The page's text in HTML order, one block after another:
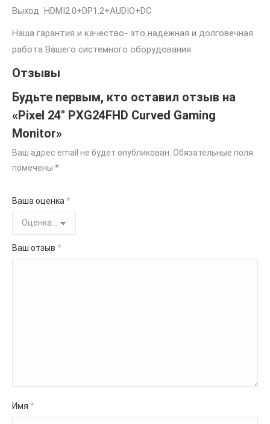
Выход HDMI2.0+DP1.2+AUDIO+DC
Наша гарантия и качество- это надежная и долговечная
работа Вашего системного оборудования.
Отзывы
Будьте первым, кто оставил отзыв на
«Pixel 24″ PXG24FHD Curved Gaming
Monitor»
Ваш адрес email не будет опубликован. Обязательные поля
помечены *
Ваша оценка *
Ваш отзыв *
Имя *